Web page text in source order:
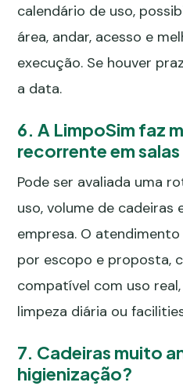
calendário de uso,
área, andar, acesso e
execução. Se houver
a data.
6. A LimpoSim faz
recorrente em
Pode ser avaliada uma
uso, volume de cadeiras
empresa. O
por escopo e proposta,
compatível com uso
limpeza diária ou
7. Cadeiras muito
higienização?